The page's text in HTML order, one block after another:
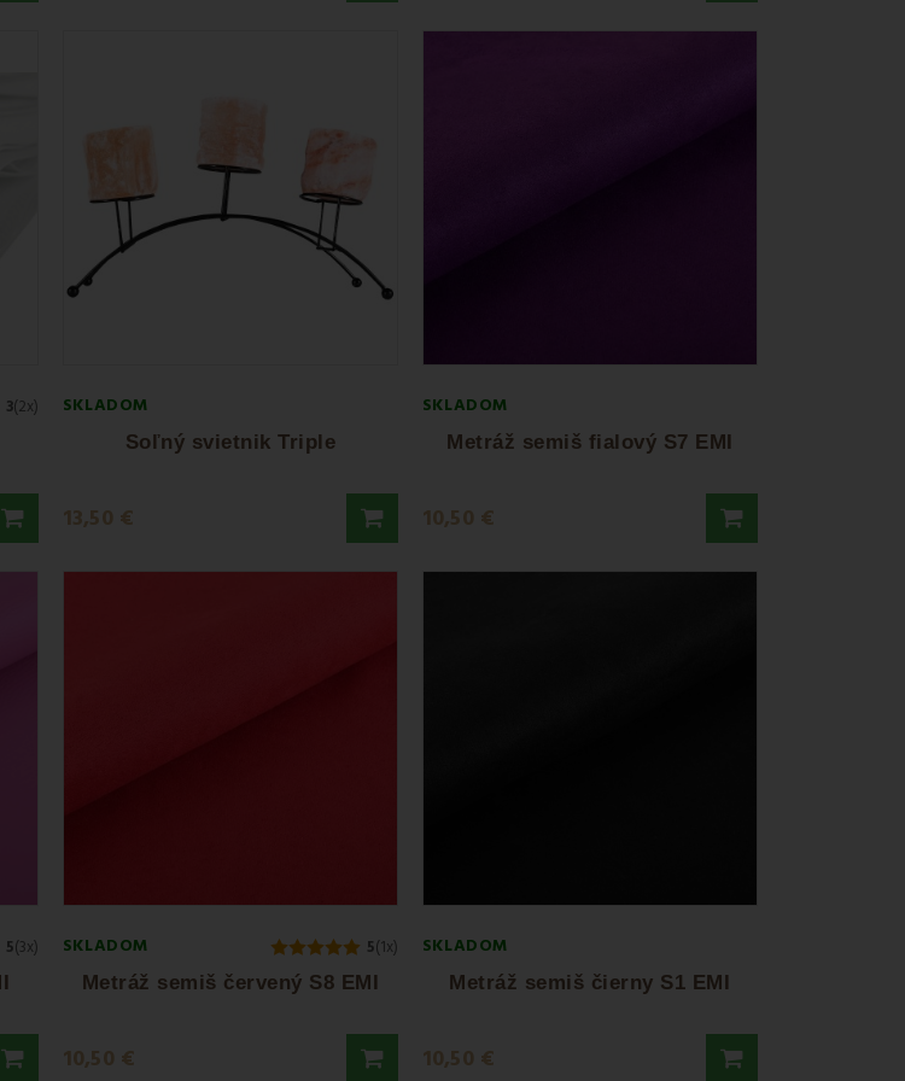
3(2x) SKLADOM
Soľný svietnik Triple
13,50 €
SKLADOM
Metráž semiš fialový S7 EMI
10,50 €
5(3x) SKLADOM 5(1x)
Metráž semiš červený S8 EMI
10,50 €
SKLADOM
Metráž semiš čierny S1 EMI
10,50 €